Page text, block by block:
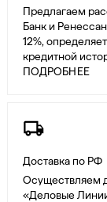
Предлагаем
Банк и
12%,
кредитной
ПОДРОБНЕЕ
Доставка по РФ
Осуществляем
«Деловые